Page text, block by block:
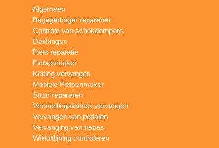
Algemeen
Bagagedrager repareren
Controle van schokdempers
Dekkingen
Fiets reparatie
Fietsenmaker
Ketting vervangen
Mobiele Fietsenmaker
Stuur repareren
Versnellingskabels vervangen
Vervangen van pedalen
Vervanging van trapas
Wieluitlijning controleren